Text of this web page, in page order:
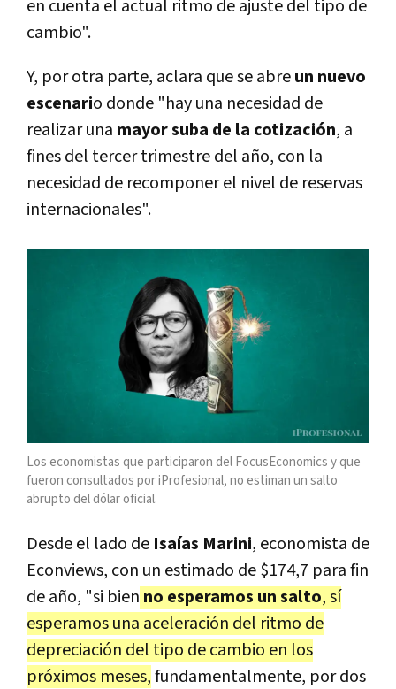
en cuenta el actual ritmo de ajuste del tipo de
cambio".
Y, por otra parte, aclara que se abreun nuevo
escenario donde "hay una necesidad de
realizar una mayor suba de la cotización, a
fines del tercer trimestre del año, con la
necesidad de recomponer el nivel de reservas
internacionales".
Los economistas que participaron del FocusEconomics y que
fueron consultados por iProfesional, no estiman un salto
abrupto del dólar oficial.
Desde el lado de Isaías Marini, economista de
Econviews, con un estimado de $174,7 para fin
de año, "si bien no esperamos un salto, sí
esperamos una aceleración del ritmo de
depreciación del tipo de cambio en los
próximos meses,fundamentalmente, por dos